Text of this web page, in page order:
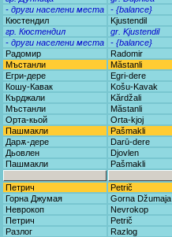
- други населени места
- {balance}
Кюстендил
Kjustendil
гр. Кюстендил
gr. Kjustendil
- други населени места
- {balance}
Радомир
Radomir
Мъстанли
Măstanli
Егри-дере
Egri-dere
Кошу-Кавак
Košu-Kavak
Кърджали
Kărdžali
Мъстанли
Măstanli
Орта-кьой
Orta-kjoj
Пашмакли
Pašmakli
Дарѫ-дере
Darū-dere
Дьовлен
Djovlen
Пашмакли
Pašmakli
Петрич
Petrič
Горна Джумая
Gorna Džumaja
Неврокоп
Nevrokop
Петрич
Petrič
Разлог
Razlog